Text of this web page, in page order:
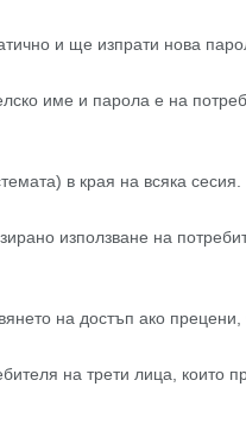
и ще изпрати нова
име и парола е на
в края на всяка сесия.
използване на
на достъп ако
на трети лица, които